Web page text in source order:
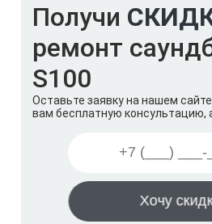
Получи
ремонт
S100
Оставьте заявку на нашем
вам бесплатную консультацию,